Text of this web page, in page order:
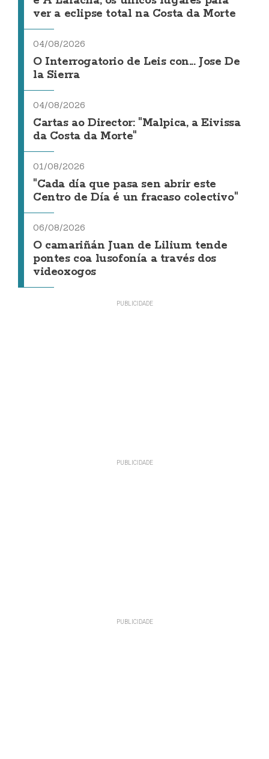
ver a eclipse total na Costa da Morte
04/08/2026
O Interrogatorio de Leis con... Jose De
la Sierra
04/08/2026
Cartas ao Director: "Malpica, a Eivissa
da Costa da Morte"
01/08/2026
"Cada día que pasa sen abrir este
Centro de Día é un fracaso colectivo"
06/08/2026
O camariñán Juan de Lilium tende
pontes coa lusofonía a través dos
videoxogos